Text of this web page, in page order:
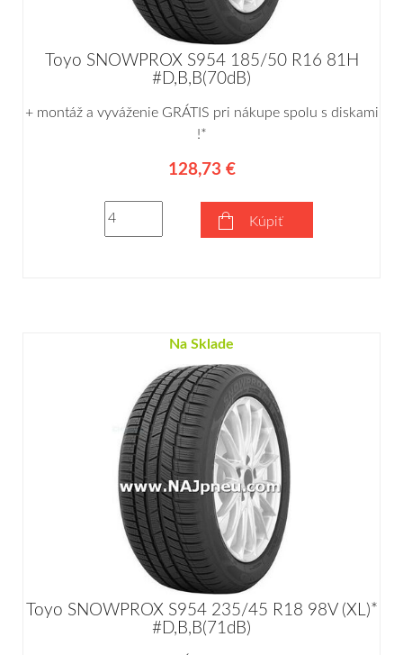
Toyo SNOWPROX S954 185/50 R16 81H
#D,B,B(70dB)
+ montáž a vyváženie GRÁTIS pri nákupe spolu s diskami
!*
128,73 €
Kúpiť
Na Sklade
Toyo SNOWPROX S954 235/45 R18 98V (XL)*
#D,B,B(71dB)